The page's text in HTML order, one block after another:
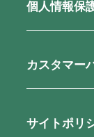
個人情報保
カスタマー
サイトポリ